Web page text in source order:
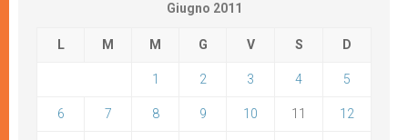
Giugno 2011
L M M G V S D
1 2 3 4 5
6 7 8 9 10 11 12